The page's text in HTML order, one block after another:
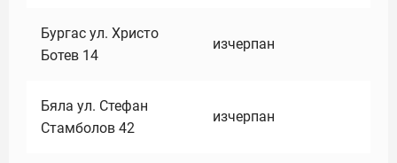
Бургас ул. Христо
Ботев 14
изчерпан
Бяла ул. Стефан
Стамболов 42
изчерпан